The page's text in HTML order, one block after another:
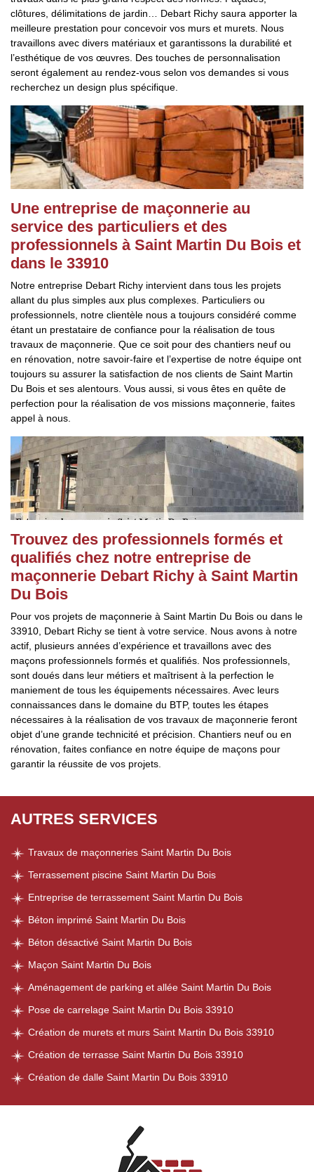
clôtures, délimitations de jardin… Debart Richy saura apporter la
meilleure prestation pour concevoir vos murs et murets. Nous
travaillons avec divers matériaux et garantissons la durabilité et
l’esthétique de vos œuvres. Des touches de personnalisation
seront également au rendez-vous selon vos demandes si vous
recherchez un design plus spécifique.
Une entreprise de maçonnerie au
service des particuliers et des
professionnels à Saint Martin Du Bois et
dans le 33910
Notre entreprise Debart Richy intervient dans tous les projets
allant du plus simples aux plus complexes. Particuliers ou
professionnels, notre clientèle nous a toujours considéré comme
étant un prestataire de confiance pour la réalisation de tous
travaux de maçonnerie. Que ce soit pour des chantiers neuf ou
en rénovation, notre savoir-faire et l’expertise de notre équipe ont
toujours su assurer la satisfaction de nos clients de Saint Martin
Du Bois et ses alentours. Vous aussi, si vous êtes en quête de
perfection pour la réalisation de vos missions maçonnerie, faites
appel à nous.
Trouvez des professionnels formés et
qualifiés chez notre entreprise de
maçonnerie Debart Richy à Saint Martin
Du Bois
Pour vos projets de maçonnerie à Saint Martin Du Bois ou dans le
33910, Debart Richy se tient à votre service. Nous avons à notre
actif, plusieurs années d’expérience et travaillons avec des
maçons professionnels formés et qualifiés. Nos professionnels,
sont doués dans leur métiers et maîtrisent à la perfection le
maniement de tous les équipements nécessaires. Avec leurs
connaissances dans le domaine du BTP, toutes les étapes
nécessaires à la réalisation de vos travaux de maçonnerie feront
objet d’une grande technicité et précision. Chantiers neuf ou en
rénovation, faites confiance en notre équipe de maçons pour
garantir la réussite de vos projets.
AUTRES SERVICES
Travaux de maçonneries Saint Martin Du Bois
Terrassement piscine Saint Martin Du Bois
Entreprise de terrassement Saint Martin Du Bois
Béton imprimé Saint Martin Du Bois
Béton désactivé Saint Martin Du Bois
Maçon Saint Martin Du Bois
Aménagement de parking et allée Saint Martin Du Bois
Pose de carrelage Saint Martin Du Bois 33910
Création de murets et murs Saint Martin Du Bois 33910
Création de terrasse Saint Martin Du Bois 33910
Création de dalle Saint Martin Du Bois 33910